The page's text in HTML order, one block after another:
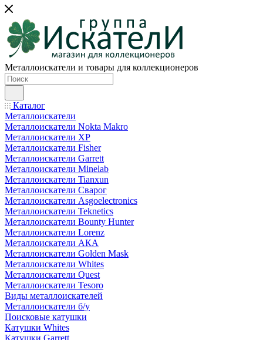
Металлоискатели и товары для коллекционеров
Каталог
Металлоискатели
Металлоискатели Nokta Makro
Металлоискатели XP
Металлоискатели Fisher
Металлоискатели Garrett
Металлоискатели Minelab
Металлоискатели Tianxun
Металлоискатели Сварог
Металлоискатели Asgoelectronics
Металлоискатели Teknetics
Металлоискатели Bounty Hunter
Металлоискатели Lorenz
Металлоискатели АКА
Металлоискатели Golden Mask
Металлоискатели Whites
Металлоискатели Quest
Металлоискатели Tesoro
Виды металлоискателей
Металлоискатели б/у
Поисковые катушки
Катушки Whites
Катушки Garrett